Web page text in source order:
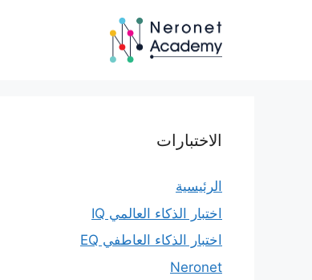
الاختبارات
الرئيسية
اختبار الذكاء العالمي IQ
اختبار الذكاء العاطفي EQ
Neronet